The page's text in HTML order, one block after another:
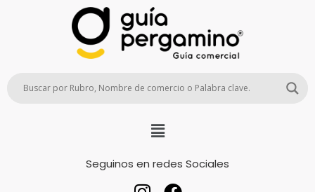
Seguinos en redes Sociales